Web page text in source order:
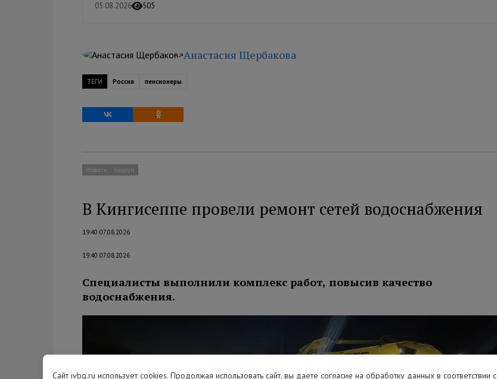
05.08.2026 505
Анастасия Щербакова
ТЕГИ Россия пенсионеры
Новости Социум
В Кингисеппе провели ремонт сетей водоснабжения
19:40 07.08.2026
19:40 07.08.2026
Специалисты выполнили комплекс работ, повысив качество
водоснабжения.
Сайт ivbg.ru использует cookies. Продолжая использовать сайт, вы даете согласие на обработку данных в соответствии с